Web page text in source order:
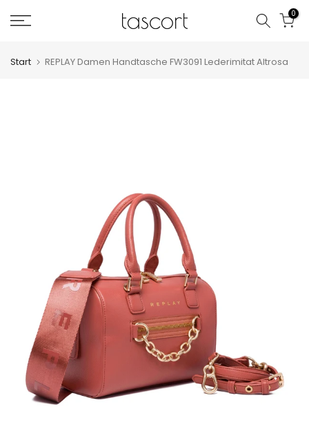
Zum
springen
0
Start REPLAY Damen Handtasche FW3091 Lederimitat Altrosa